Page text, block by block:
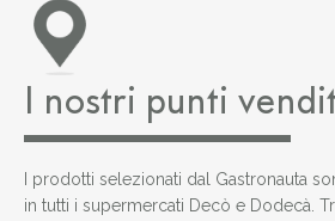
I nostri punti
I prodotti selezionati dal Gastronauta
in tutti i supermercati Decò e Dodecà.